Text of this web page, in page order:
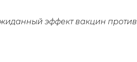
эффект вакцин против